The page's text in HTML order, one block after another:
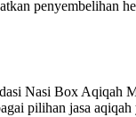
penyembelihan
Nasi Box
pilihan jasa